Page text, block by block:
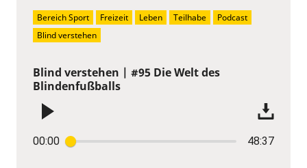
Blind verstehen | #95 Die Welt des
Blindenfußballs
00:00 48:37
Bereich Sport Freizeit Leben Teilhabe
Podcast
Blind verstehen